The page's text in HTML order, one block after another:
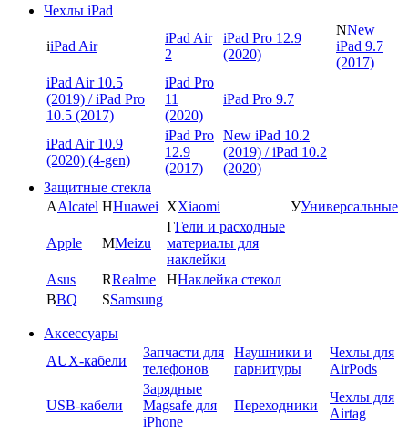
Чехлы iPad
iiPad Air
iPad Air
2
iPad Pro 12.9
(2020)
NNew
iPad 9.7
(2017)
iPad Air 10.5
(2019) / iPad Pro
10.5 (2017)
iPad Pro
11
(2020)
iPad Pro 9.7
iPad Air 10.9
(2020) (4-gen)
iPad Pro
12.9
(2017)
New iPad 10.2
(2019) / iPad 10.2
(2020)
Защитные стекла
AAlcatel HHuawei XXiaomi УУниверсальные
Apple MMeizu
ГГели и расходные
материалы для
наклейки
Asus
RRealme ННаклейка стекол
BBQ SSamsung
Аксессуары
AUX-кабели
Запчасти для
телефонов
Наушники и
гарнитуры
Чехлы для
AirPods
USB-кабели
Зарядные
Magsafe для
iPhone
Переходники
Чехлы для
Airtag